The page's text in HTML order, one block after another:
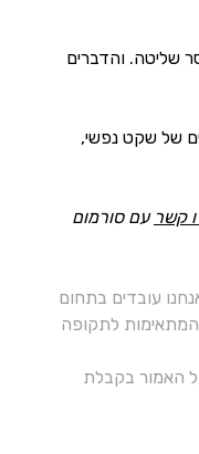
שליטה. והדברים
של שקט נפשי,
קשר עם סורמום
עובדים בתחום
המתאימות לתקופה
האמור בקבלת